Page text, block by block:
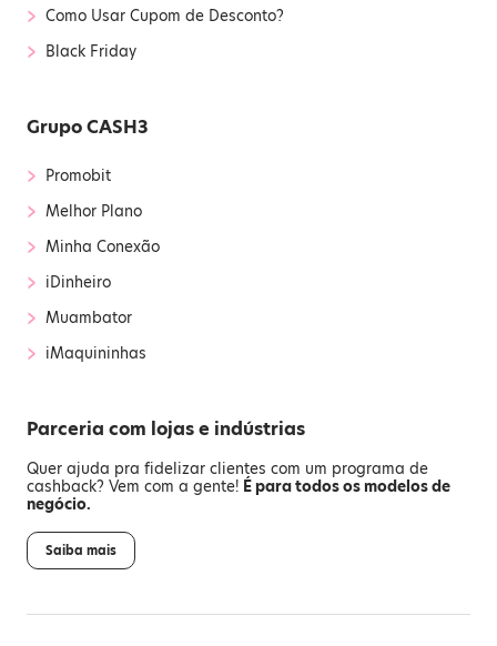
› Como Usar Cupom de Desconto?
› Black Friday
Grupo CASH3
› Promobit
› Melhor Plano
› Minha Conexão
› iDinheiro
› Muambator
› iMaquininhas
Parceria com lojas e indústrias
Quer ajuda pra fidelizar clientes com um programa de
cashback? Vem com a gente! É para todos os modelos de
negócio.
Saiba mais